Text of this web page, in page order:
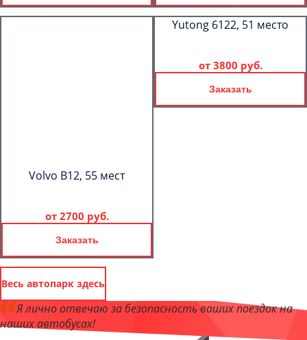
Volvo B12, 55 мест
от 2700 руб.
Заказать
Yutong 6122, 51 место
от 3800 руб.
Заказать
Весь автопарк здесь
Я лично отвечаю за безопасность ваших поездок на
наших автобусах!